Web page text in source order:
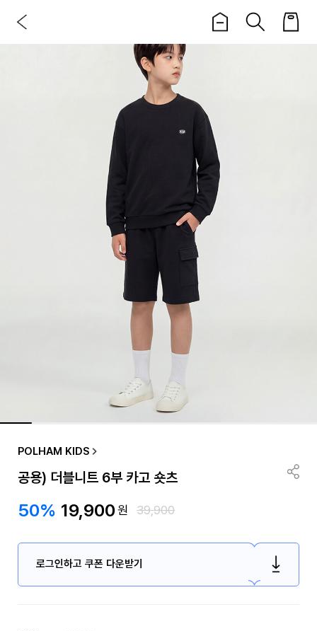
POLHAM KIDS
공용) 더블니트 6부 카고 숏츠
50% 19,900원 39,900
로그인하고 쿠폰 다운받기